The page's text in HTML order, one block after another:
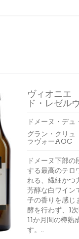
ヴィオニエ
ド・レゼル
ドメーヌ・デュ
グラン・クリ
ラヴォーAOC
ドメーヌ下部の
する最高のテロ
れる、繊細かつ
芳醇な白ワイン
子の香りを感じ
酵を行わず、1次
11か月間の樽熟
す。..